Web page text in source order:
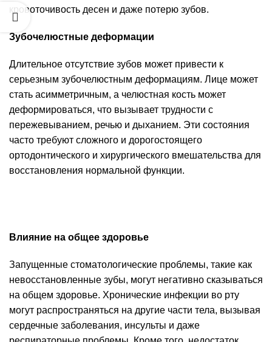
кровоточивость десен и даже потерю зубов.
Зубочелюстные деформации
Длительное отсутствие зубов может привести к
серьезным зубочелюстным деформациям. Лице может
стать асимметричным, а челюстная кость может
деформироваться, что вызывает трудности с
пережевыванием, речью и дыханием. Эти состояния
часто требуют сложного и дорогостоящего
ортодонтического и хирургического вмешательства для
восстановления нормальной функции.
Влияние на общее здоровье
Запущенные стоматологические проблемы, такие как
невосстановленные зубы, могут негативно сказываться
на общем здоровье. Хронические инфекции во рту
могут распространяться на другие части тела, вызывая
сердечные заболевания, инсульты и даже